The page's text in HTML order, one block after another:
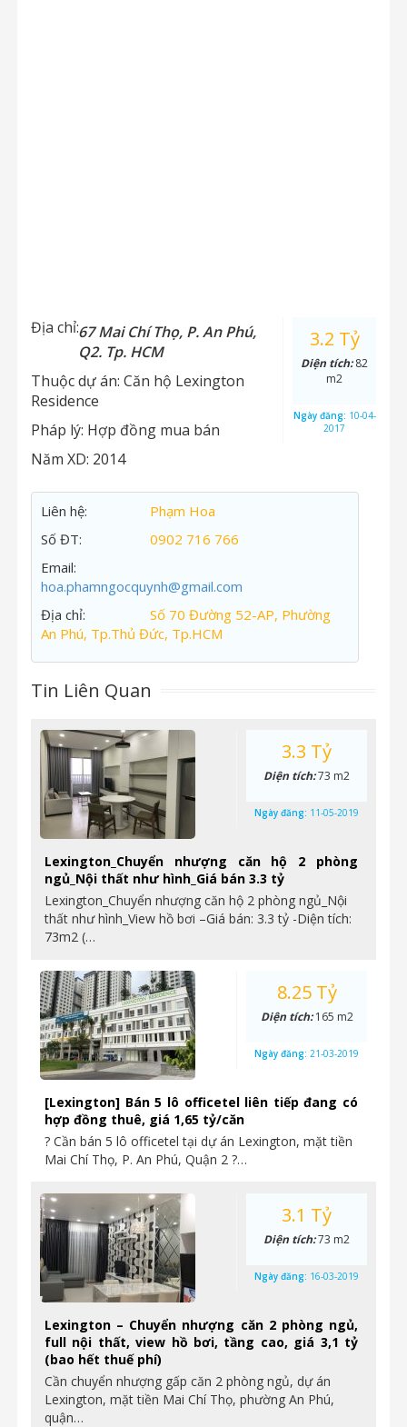
Địa chỉ:67 Mai Chí Thọ, P. An Phú,
Q2. Tp. HCM
Thuộc dự án: Căn hộ Lexington
Residence
Pháp lý: Hợp đồng mua bán
Năm XD: 2014
3.2 Tỷ
Diện tích:82
m2
Ngày đăng: 10-04-
2017
Liên hệ:
Phạm Hoa
Số ĐT:
0902 716 766
Email:
hoa.phamngocquynh@gmail.com
Địa chỉ:
Số 70 Đường 52-AP, Phường
An Phú, Tp.Thủ Đức, Tp.HCM
Tin Liên Quan
Lexington_Chuyển nhượng căn hộ 2 phòng
ngủ_Nội thất như hình_Giá bán 3.3 tỷ
Lexington_Chuyển nhượng căn hộ 2 phòng ngủ_Nội
thất như hình_View hồ bơi –Giá bán: 3.3 tỷ -Diện tích:
73m2 (…
3.3 Tỷ
Diện tích:73 m2
Ngày đăng: 11-05-2019
[Lexington] Bán 5 lô officetel liên tiếp đang có
hợp đồng thuê, giá 1,65 tỷ/căn
? Cần bán 5 lô officetel tại dự án Lexington, mặt tiền
Mai Chí Thọ, P. An Phú, Quận 2 ?…
8.25 Tỷ
Diện tích:165 m2
Ngày đăng: 21-03-2019
Lexington – Chuyển nhượng căn 2 phòng ngủ,
full nội thất, view hồ bơi, tầng cao, giá 3,1 tỷ
(bao hết thuế phí)
Cần chuyển nhượng gấp căn 2 phòng ngủ, dự án
Lexington, mặt tiền Mai Chí Thọ, phường An Phú,
quận…
3.1 Tỷ
Diện tích:73 m2
Ngày đăng: 16-03-2019